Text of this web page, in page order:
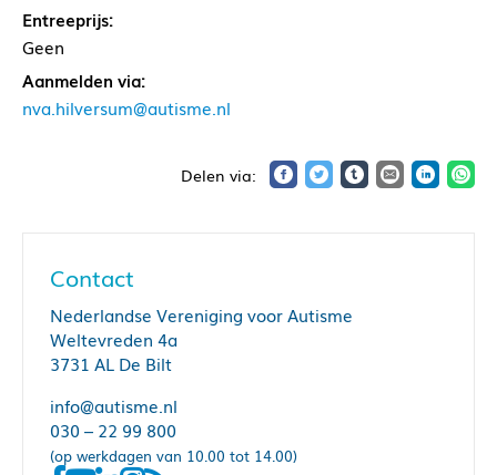
Entreeprijs:
Geen
Aanmelden via:
nva.hilversum@autisme.nl
Contact
Nederlandse Vereniging voor Autisme
Weltevreden 4a
3731 AL De Bilt
info@autisme.nl
030 – 22 99 800
(op werkdagen van 10.00 tot 14.00)